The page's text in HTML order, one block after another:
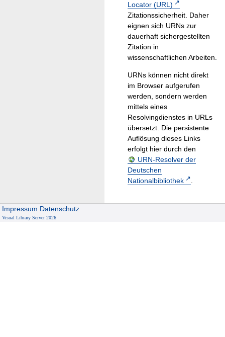
Locator (URL)
Zitationssicherheit. Daher
eignen sich URNs zur
dauerhaft sichergestellten
Zitation in
wissenschaftlichen Arbeiten.
URNs können nicht direkt
im Browser aufgerufen
werden, sondern werden
mittels eines
Resolvingdienstes in URLs
übersetzt. Die persistente
Auflösung dieses Links
erfolgt hier durch den
URN-Resolver der
Deutschen
Nationalbibliothek
.
Impressum Datenschutz
Visual Library Server 2026